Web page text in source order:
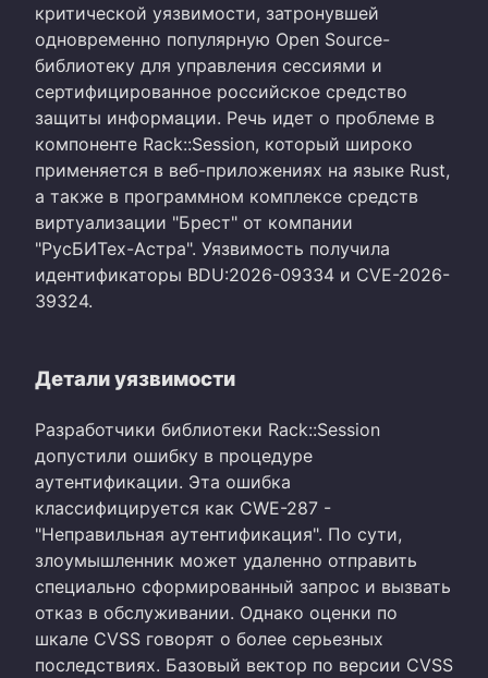
критической уязвимости, затронувшей
одновременно популярную Open Source-
библиотеку для управления сессиями и
сертифицированное российское средство
защиты информации. Речь идет о проблеме в
компоненте Rack::Session, который широко
применяется в веб-приложениях на языке Rust,
а также в программном комплексе средств
виртуализации "Брест" от компании
"РусБИТех-Астра". Уязвимость получила
идентификаторы BDU:2026-09334 и CVE-2026-
39324.
Детали уязвимости
Разработчики библиотеки Rack::Session
допустили ошибку в процедуре
аутентификации. Эта ошибка
классифицируется как CWE-287 -
"Неправильная аутентификация". По сути,
злоумышленник может удаленно отправить
специально сформированный запрос и вызвать
отказ в обслуживании. Однако оценки по
шкале CVSS говорят о более серьезных
последствиях. Базовый вектор по версии CVSS